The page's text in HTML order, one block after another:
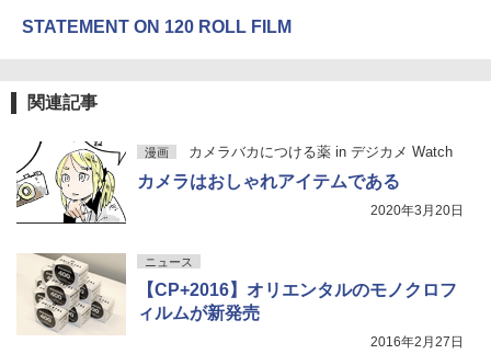
STATEMENT ON 120 ROLL FILM
関連記事
漫画 カメラバカにつける薬 in デジカメ Watch
カメラはおしゃれアイテムである
2020年3月20日
ニュース
【CP+2016】オリエンタルのモノクロフ
ィルムが新発売
2016年2月27日